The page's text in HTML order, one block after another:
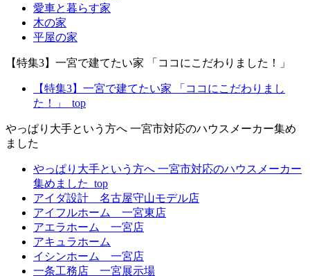
愛車と暮らす家
木の家
平屋の家
【特集3】一宮で建てたい家 「ココにこだわりました！」
【特集3】一宮で建てたい家 「ココにこだわりまし
た！」_top
やっぱり大手という方へ 一宮市対応のハウスメーカー集め
ました
やっぱり大手という方へ 一宮市対応のハウスメーカー
集めました_top
アイダ設計 名古屋守山モデル店
アイフルホーム 一宮東店
アエラホーム 一宮店
アキュラホーム
イシンホーム 一宮店
一条工務店 一宮展示場